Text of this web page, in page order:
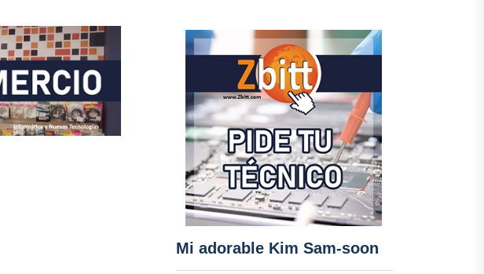
Mi adorable Kim Sam-soon